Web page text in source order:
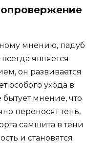
мнению, падуб
является
он развивается
особого ухода в
мнение, что
переносят тень,
самшита в тени
и становятся